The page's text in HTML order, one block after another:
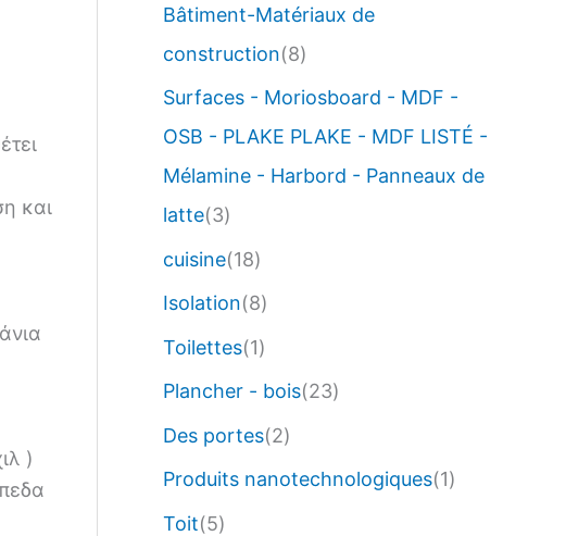
και
)
Bâtiment-Matériaux de
construction(8)
Surfaces - Moriosboard - MDF -
OSB - PLAKE PLAKE - MDF LISTÉ -
Mélamine - Harbord - Panneaux de
latte(3)
cuisine(18)
Isolation(8)
Toilettes(1)
Plancher - bois(23)
Des portes(2)
Produits nanotechnologiques(1)
Toit(5)